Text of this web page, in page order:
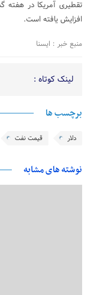
تقطیری آمریکا در هفته
افزایش یافته است.
منبع خبر : ایسنا
لینک کوتاه :
برچسب ها
دلار قیمت نفت
نوشته های مشابه